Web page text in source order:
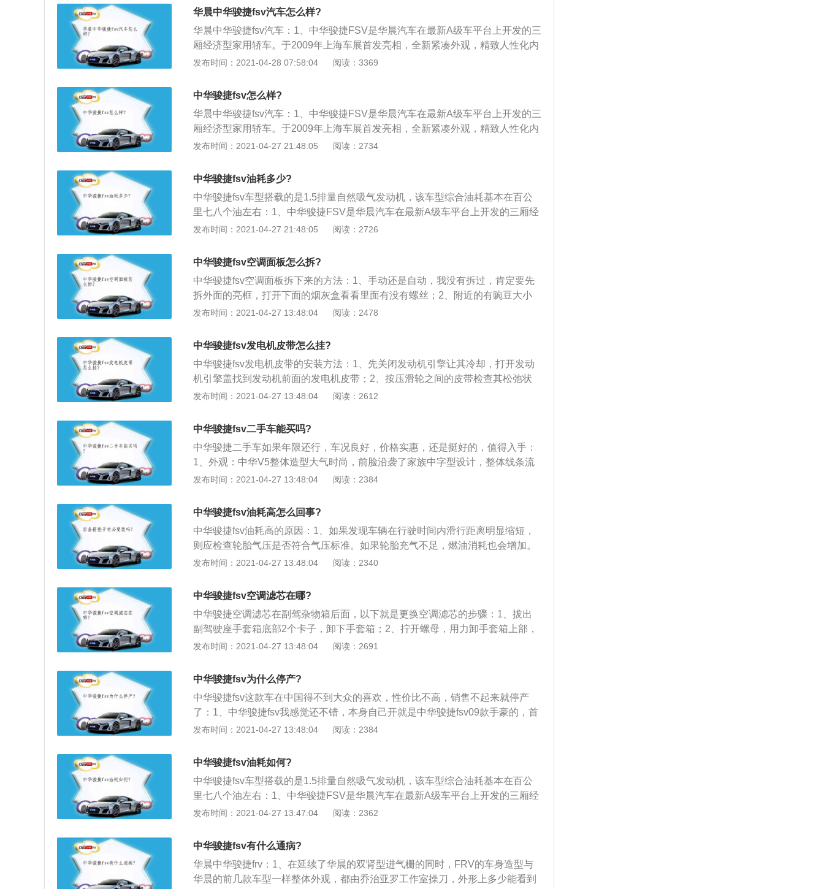
太多的物品。车辆自身承载过重的物品，会使得油耗高于正常行驶油耗的2％左
右，看似不多，积少成多，长时间带着这么多的物品，算一算也是一笔不小的开
支。所以能放在家里的东西就不要让爱车受累装着了。
到了B级车的水准。蜂窝式潮流格栅充裕着华晨兄弟连的血统，并与V型前脸以及
镀铬饰条相得益彰；3、而个性绚晶卤素前大灯带自动开闭功能，使用更加智能
化，采用水晶强化安全玻璃的电动天窗不仅可电动调节倾斜及滑动，更能有效阻
挡99.9%紫外线和96%以上热能，通透明朗，让人第一眼望去就感受到其珍贵。
华晨中华骏捷fsv汽车怎么样?
华晨中华骏捷fsv汽车：1、中华骏捷FSV是华晨汽车在最新A级车平台上开发的三
厢经济型家用轿车。于2009年上海车展首发亮相，全新紧凑外观，精致人性化内
饰，集时尚科技于一身的功能性配置丰富实用，跻身新一批自主品牌国民家用轿
柔美曲线一直延伸至尾部，具有创新艺术美感的高腰线设计，更符合国际流行的
造型趋势，为整车更增添了时尚动感的元素；3、4510mm×1758mm×1460mm的
车身保证了车内空间的宽敞，同时2580mm的轴距更是达到了B级车的水准。蜂
窝式潮流格栅充裕着华晨兄弟连的血统，并与V型前脸以及镀铬饰条相得益彰。
而个性绚晶卤素前大灯带自动开闭功能，使用更加智能化；4、采用水晶强化安
6%以上热能，通透明朗。让人第一眼望去就感受到其珍贵。
发布时间：2021-04-28 07:58:04 阅读：3369
中华骏捷fsv怎么样?
华晨中华骏捷fsv汽车：1、中华骏捷FSV是华晨汽车在最新A级车平台上开发的三
厢经济型家用轿车。于2009年上海车展首发亮相，全新紧凑外观，精致人性化内
饰，集时尚科技于一身的功能性配置丰富实用，跻身新一批自主品牌国民家用轿
柔美曲线一直延伸至尾部，具有创新艺术美感的高腰线设计，更符合国际流行的
造型趋势，为整车更增添了时尚动感的元素；3、4510mm×1758mm×1460mm的
车身保证了车内空间的宽敞，同时2580mm的轴距更是达到了B级车的水准。蜂
窝式潮流格栅充裕着华晨兄弟连的血统，并与V型前脸以及镀铬饰条相得益彰。
而个性绚晶卤素前大灯带自动开闭功能，使用更加智能化；4、采用水晶强化安
6%以上热能，通透明朗。让人第一眼望去就感受到其珍贵。
发布时间：2021-04-27 21:48:05 阅读：2734
中华骏捷fsv油耗多少?
中华骏捷fsv车型搭载的是1.5排量自然吸气发动机，该车型综合油耗基本在百公
里七八个油左右：1、中华骏捷FSV是华晨汽车在最新A级车平台上开发的三厢经
济型家用轿车。于2009年上海车展首发亮相，全新紧凑外观，精致人性化内饰，
2、中华骏捷FSV整体造型结合东西方美学神韵，从车头开始勾勒出流畅的柔美
曲线一直延伸至尾部，具有创新艺术美感的高腰线设计，更符合国际流行的造型
趋势，为整车更增添了时尚动感的元素；3、4510mm×1758mm×1460mm的车身
保证了车内空间的宽敞，同时2580mm的轴距更是达到了B级车的水准。蜂窝式
潮流格栅充裕着华晨兄弟连的血统，并与V型前脸以及镀铬饰条相得益彰。而个
璃的电动天窗不仅可电动调节倾斜及滑动，更能有效阻挡99.9%紫外线和96%以
上热能，通透明朗。让人第一眼望去就感受到其珍贵。
发布时间：2021-04-27 21:48:05 阅读：2726
中华骏捷fsv空调面板怎么拆?
中华骏捷fsv空调面板拆下来的方法：1、手动还是自动，我没有拆过，肯定要先
拆外面的亮框，打开下面的烟灰盒看看里面有没有螺丝；2、附近的有豌豆大小
圆圈的装饰盖用硬的小刀起开就有螺丝，只要是附近的螺丝见到就拆；3、拆之
缝。我就知道这么多。
发布时间：2021-04-27 13:48:04 阅读：2478
中华骏捷fsv发电机皮带怎么挂?
中华骏捷fsv发电机皮带的安装方法：1、先关闭发动机引擎让其冷却，打开发动
机引擎盖找到发动机前面的发电机皮带；2、按压滑轮之间的皮带检查其松弛状
态，如果按压多于1\/2英寸，则皮带比较松，松散的皮带会影响发电机的性能甚
松开皮带，将发电机皮带从皮带轮上剥离下来，然后移除发电机皮带；4、将拆
下来的旧皮带和新皮带对比，确认后安装新的皮带，将发电机向外拉直到皮带是
紧的，确保发电机皮带安装在合适的位置即可。
发布时间：2021-04-27 13:48:04 阅读：2612
中华骏捷fsv二手车能买吗?
中华骏捷二手车如果年限还行，车况良好，价格实惠，还是挺好的，值得入手：
1、外观：中华V5整体造型大气时尚，前脸沿袭了家族中字型设计，整体线条流
畅动感，网友评价“中华V5，确实很威武，好像宝马的X1啊；2、内饰方面，整体
清新，方向盘设计样式比较新颖，手感不错；中控功能按键布局清楚，操作方
便；配置不错，不过有部分网友反映新车异味较大；3、空间：整体空间宽敞充
裕，头部和腿部空间舒适，座椅包裹性不错，网友评价“坐后排，空间还是不错
的。
发布时间：2021-04-27 13:48:04 阅读：2384
中华骏捷fsv油耗高怎么回事?
中华骏捷fsv油耗高的原因：1、如果发现车辆在行驶时间内滑行距离明显缩短，
则应检查轮胎气压是否符合气压标准。如果轮胎充气不足，燃油消耗也会增加。
提示：适时为轮胎充足气；2、检查轮胎磨损程度，如果轮胎磨损严重，就会经
动过程中发现车轮有异常噪音，应及时检查轴承和制动系统有无故障。如果车轮
转动不正常，会影响车速，使油耗增加。
发布时间：2021-04-27 13:48:04 阅读：2340
中华骏捷fsv空调滤芯在哪?
中华骏捷空调滤芯在副驾杂物箱后面，以下就是更换空调滤芯的步骤：1、拔出
副驾驶座手套箱底部2个卡子，卸下手套箱；2、拧开螺母，用力卸手套箱上部，
就可以看到空调滤芯外部；3、打开盒子，更换空调滤芯，装回盒子。按拆卸顺
碳，另一种是含活性碳的（购买前先咨询清楚），含活性碳的空调滤芯不但有上
述功能外，吸收大量的异味等功效。
发布时间：2021-04-27 13:48:04 阅读：2691
中华骏捷fsv为什么停产?
中华骏捷fsv这款车在中国得不到大众的喜欢，性价比不高，销售不起来就停产
了：1、中华骏捷fsv我感觉还不错，本身自己开就是中华骏捷fsv09款手豪的，首
选就我用的这个配置的FSV来说是四轮碟刹，起码不会像前碟后鼓的刹车系统来
说，好像听4S店介绍的整个骏捷车系用的都是宝马的生产线生产的，整体外观大
气，高速行驶中稳定性强，还有就是后备箱空间不是一般的大，同级车型当中我
用的手动豪华型的这款车性价比高，配置高；3、缺点是：因为我在单位开的车
最少的也是1.8L的车，毕竟是1.5L排量，加上这款车底盘比同级的其他品牌的车
都要重，夏天空调打开时感觉动力不足，如果做为家庭用车来说，在不开空调的
发布时间：2021-04-27 13:48:04 阅读：2384
中华骏捷fsv油耗如何?
中华骏捷fsv车型搭载的是1.5排量自然吸气发动机，该车型综合油耗基本在百公
里七八个油左右：1、中华骏捷FSV是华晨汽车在最新A级车平台上开发的三厢经
济型家用轿车。于2009年上海车展首发亮相，全新紧凑外观，精致人性化内饰，
2、中华骏捷FSV整体造型结合东西方美学神韵，从车头开始勾勒出流畅的柔美
曲线一直延伸至尾部，具有创新艺术美感的高腰线设计，更符合国际流行的造型
趋势，为整车更增添了时尚动感的元素；3、4510mm×1758mm×1460mm的车身
保证了车内空间的宽敞，同时2580mm的轴距更是达到了B级车的水准。蜂窝式
发布时间：2021-04-27 13:47:04 阅读：2362
中华骏捷fsv有什么通病?
华晨中华骏捷frv：1、在延续了华晨的双肾型进气栅的同时，FRV的车身造型与
华晨的前几款车型一样整体外观，都由乔治亚罗工作室操刀，外形上多少能看到